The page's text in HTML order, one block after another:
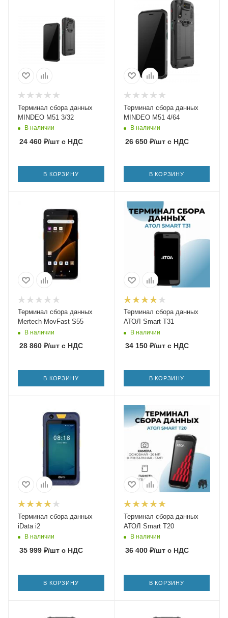
Терминал сбора данных
MINDEO M51 3/32
В наличии
24 460 ₽/шт с НДС
В КОРЗИНУ
Терминал сбора данных
MINDEO M51 4/64
В наличии
26 650₽/штс НДС
В КОРЗИНУ
Терминал сбора данных
Mertech MovFast S55
В наличии
28 860 ₽/шт с НДС
В КОРЗИНУ
Терминал сбора данных
АТОЛ Smart T31
В наличии
34 150₽/штс НДС
В КОРЗИНУ
Терминал сбора данных
iData i2
В наличии
35 999 ₽/шт с НДС
В КОРЗИНУ
Терминал сбора данных
АТОЛ Smart T20
В наличии
36 400₽/штс НДС
В КОРЗИНУ